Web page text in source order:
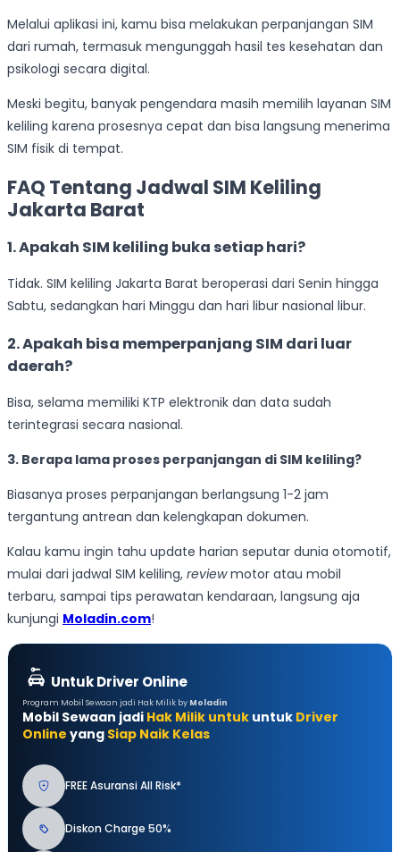
Melalui aplikasi ini, kamu bisa melakukan perpanjangan SIM
dari rumah, termasuk mengunggah hasil tes kesehatan dan
psikologi secara digital.
Meski begitu, banyak pengendara masih memilih layanan SIM
keliling karena prosesnya cepat dan bisa langsung menerima
SIM fisik di tempat.
FAQ Tentang Jadwal SIM Keliling
Jakarta Barat
1. Apakah SIM keliling buka setiap hari?
Tidak. SIM keliling Jakarta Barat beroperasi dari Senin hingga
Sabtu, sedangkan hari Minggu dan hari libur nasional libur.
2. Apakah bisa memperpanjang SIM dari luar
daerah?
Bisa, selama memiliki KTP elektronik dan data sudah
terintegrasi secara nasional.
3. Berapa lama proses perpanjangan di SIM keliling?
Biasanya proses perpanjangan berlangsung 1-2 jam
tergantung antrean dan kelengkapan dokumen.
Kalau kamu ingin tahu update harian seputar dunia otomotif,
mulai dari jadwal SIM keliling, reviewmotor atau mobil
terbaru, sampai tips perawatan kendaraan, langsung aja
kunjungi Moladin.com!
Untuk Driver Online
Program Mobil Sewaan jadi Hak Milik by Moladin
Mobil Sewaan jadi Hak Milik untuk untuk Driver
Online yang Siap Naik Kelas
FREE Asuransi All Risk*
Diskon Charge 50%